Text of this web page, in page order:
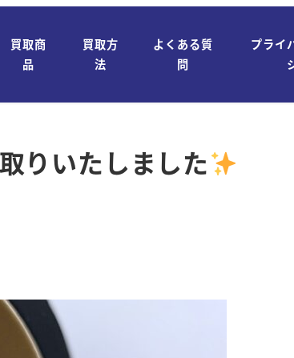
買取商
品
買取方
法
よくある質
問
プライ
りいたしました